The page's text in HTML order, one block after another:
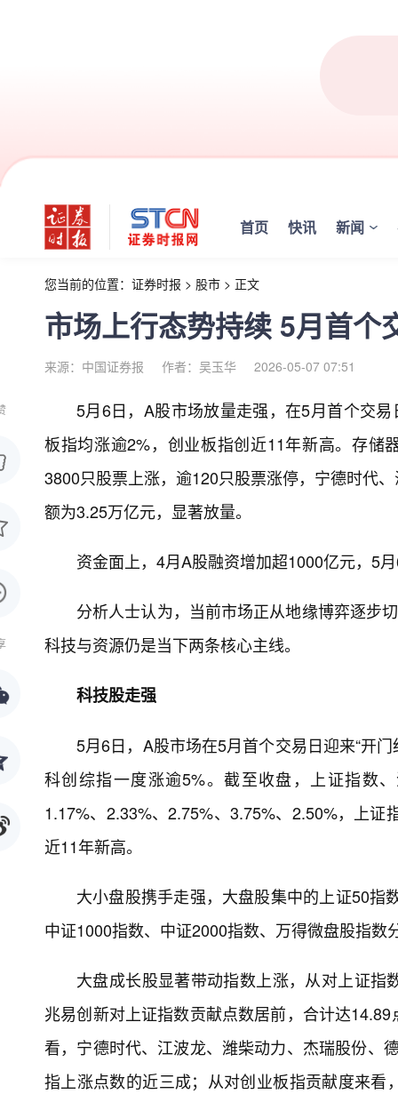
首页 快讯 新闻
您当前的位置： 证券时报 > 股市 > 正文
市场上行态势持续 5月首个
来源：中国证券报 作者：吴玉华 2026-05-07 07:51
5月6日，A股市场放量走强，在5月首个交
板指均涨逾2%，创业板指创近11年新高。存储
3800只股票上涨，逾120只股票涨停，宁德时代
额为3.25万亿元，显著放量。
资金面上，4月A股融资增加超1000亿元，5
分析人士认为，当前市场正从地缘博弈逐步
科技与资源仍是当下两条核心主线。
科技股走强
5月6日，A股市场在5月首个交易日迎来“开
科创综指一度涨逾5%。截至收盘，上证指数
1.17%、2.33%、2.75%、3.75%、2.50%，上
近11年新高。
大小盘股携手走强，大盘股集中的上证50指
中证1000指数、中证2000指数、万得微盘股指数
大盘成长股显著带动指数上涨，从对上证
兆易创新对上证指数贡献点数居前，合计达
看，宁德时代、江波龙、潍柴动力、杰瑞股份、
指上涨点数的近三成；从对创业板指贡献度来